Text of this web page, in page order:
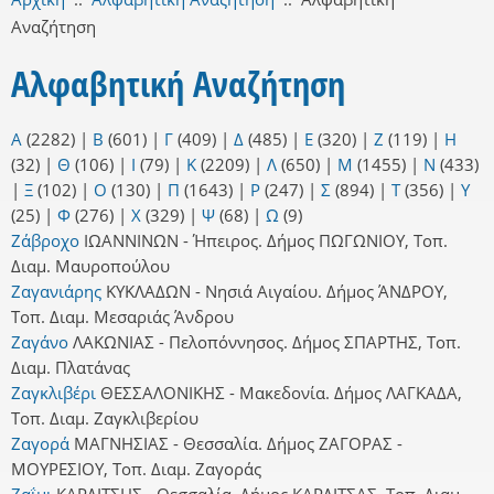
Αναζήτηση
Αλφαβητική Αναζήτηση
Α (2282) | Β (601) | Γ (409) | Δ (485) | Ε (320) | Ζ (119) | Η
(32) | Θ (106) | Ι (79) | Κ (2209) | Λ (650) | Μ (1455) | Ν (433)
| Ξ (102) | Ο (130) | Π (1643) | Ρ (247) | Σ (894) | Τ(356) | Υ
(25) | Φ (276) | Χ (329) | Ψ (68) | Ω (9)
Ζάβροχο ΙΩΑΝΝΙΝΩΝ - Ήπειρος. Δήμος ΠΩΓΩΝΙΟΥ, Τοπ.
Διαμ. Μαυροπούλου
Ζαγανιάρης ΚΥΚΛΑΔΩΝ - Νησιά Αιγαίου. Δήμος ΆΝΔΡΟΥ,
Τοπ. Διαμ. Μεσαριάς Άνδρου
Ζαγάνο ΛΑΚΩΝΙΑΣ - Πελοπόννησος. Δήμος ΣΠΑΡΤΗΣ, Τοπ.
Διαμ. Πλατάνας
Ζαγκλιβέρι ΘΕΣΣΑΛΟΝΙΚΗΣ - Μακεδονία. Δήμος ΛΑΓΚΑΔΑ,
Τοπ. Διαμ. Ζαγκλιβερίου
Ζαγορά ΜΑΓΝΗΣΙΑΣ - Θεσσαλία. Δήμος ΖΑΓΟΡΑΣ -
ΜΟΥΡΕΣΙΟΥ, Τοπ. Διαμ. Ζαγοράς